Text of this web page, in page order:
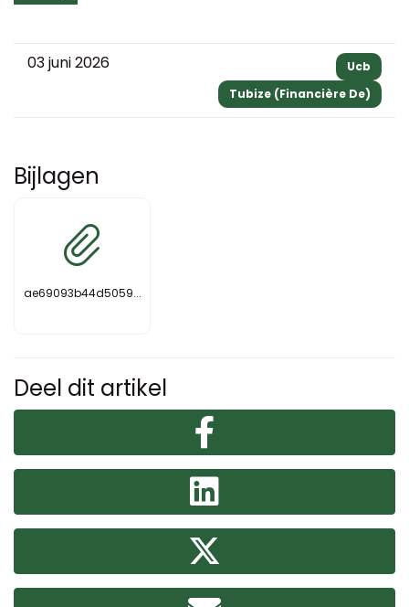
03 juni 2026
Ucb
Tubize (Financière De)
Bijlagen
ae69093b44d5059...
Deel dit artikel